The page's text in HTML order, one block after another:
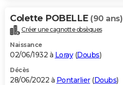
Colette POBELLE (90 ans)
Créer une cagnotte obsèques
Naissance
02/06/1932 à Loray(Doubs)
Décès
28/06/2022 à Pontarlier(Doubs)